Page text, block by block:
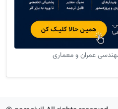
عمران و معماری